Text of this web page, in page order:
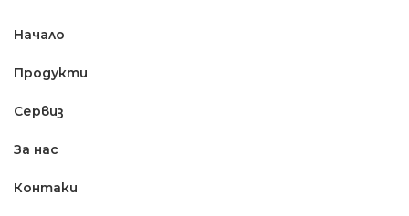
Начало
Продукти
Сервиз
За нас
Контаки